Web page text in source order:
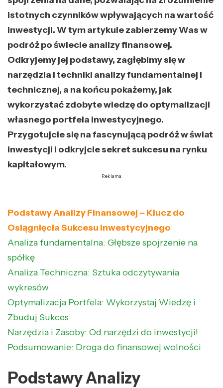
istotnych czynników wpływających na wartość
inwestycji. W tym artykule zabierzemy Was w
podróż po świecie analizy finansowej.
Odkryjemy jej podstawy, zagłębimy się w
narzędzia i techniki analizy fundamentalnej i
technicznej, a na końcu pokażemy, jak
wykorzystać zdobyte wiedzę do optymalizacji
własnego portfela inwestycyjnego.
Przygotujcie się na fascynującą podróż w świat
inwestycji i odkryjcie sekret sukcesu na rynku
kapitałowym.
Reklama
Podstawy Analizy Finansowej – Klucz do
Osiągnięcia Sukcesu Inwestycyjnego
Analiza fundamentalna: Głębsze spojrzenie na
spółkę
Analiza Techniczna: Sztuka odczytywania
wykresów
Optymalizacja Portfela: Wykorzystaj Wiedzę i
Zbuduj Sukces
Narzędzia i Zasoby: Od narzędzi do inwestycji!
Podsumowanie: Droga do finansowej wolności
Podstawy Analizy